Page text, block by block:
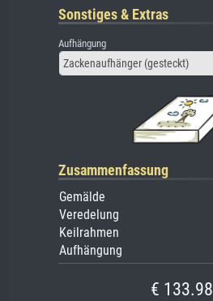
Sonstiges & Extras
Aufhängung
Zackenaufhänger (gesteckt)
Zusammenfassung
Gemälde
Veredelung
Keilrahmen
Aufhängung
€ 133.98